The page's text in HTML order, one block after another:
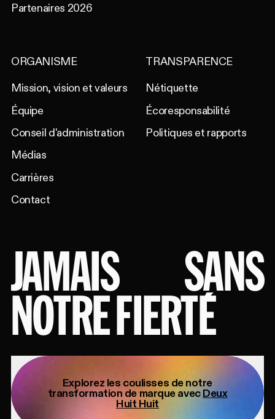
Partenaires 2026
ORGANISME
Mission, vision et valeurs
Équipe
Conseil d'administration
Médias
Carrières
Contact
TRANSPARENCE
Nétiquette
Écoresponsabilité
Politiques et rapports
JAMAIS SANS
NOTRE FIERTÉ
Explorez les coulisses de notre
transformation de marque avecDeux
Huit Huit